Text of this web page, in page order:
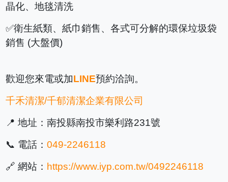
晶化、地毯清洗
✅衛生紙類、紙巾銷售、各式可分解的環保垃圾袋
銷售 (大盤價)
歡迎您來電或加LINE預約洽詢。
千禾清潔/千郁清潔企業有限公司
📍 地址：南投縣南投市樂利路231號
📞 電話：049-2246118
🔗 網站： https://www.iyp.com.tw/0492246118